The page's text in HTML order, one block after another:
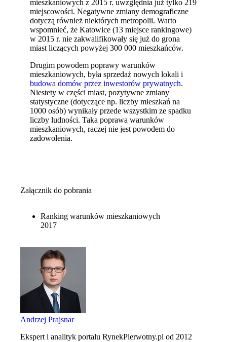
mieszkaniowych z 2015 r. uwzględnia już tylko 219
miejscowości. Negatywne zmiany demograficzne
dotyczą również niektórych metropolii. Warto
wspomnieć, że Katowice (13 miejsce rankingowe)
w 2015 r. nie zakwalifikowały się już do grona
miast liczących powyżej 300 000 mieszkańców.
Drugim powodem poprawy warunków
mieszkaniowych, była sprzedaż nowych lokali i
budowa domów przez inwestorów prywatnych.
Niestety w części miast, pozytywne zmiany
statystyczne (dotyczące np. liczby mieszkań na
1000 osób) wynikały przede wszystkim ze spadku
liczby ludności. Taka poprawa warunków
mieszkaniowych, raczej nie jest powodem do
zadowolenia.
Załącznik do pobrania
Ranking warunków mieszkaniowych
2017
Andrzej Prajsnar
Ekspert i analityk portalu RynekPierwotny.pl od 2012